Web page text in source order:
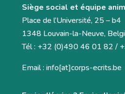
Siège social et équipe
Place de l’Université, 25 – b4
1348 Louvain-la-Neuve,
Tél : +32 (0)490 46 01 82 /
Email : info[at]corps-ecrits.be